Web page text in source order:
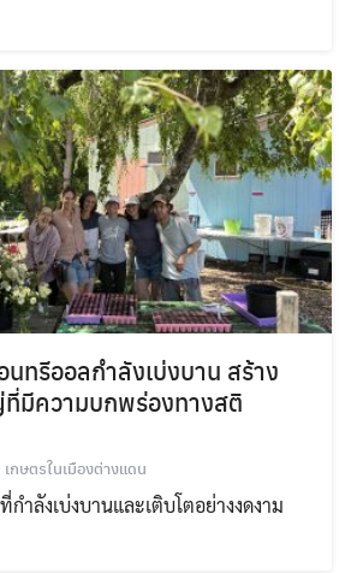
นทรีออลกำลังเบ่งบาน สร้าง
มีความบกพร่องทางสติ
เกษตรในเมืองต่างแดน
กำลังเบ่งบานและเติบโตอย่างงดงาม